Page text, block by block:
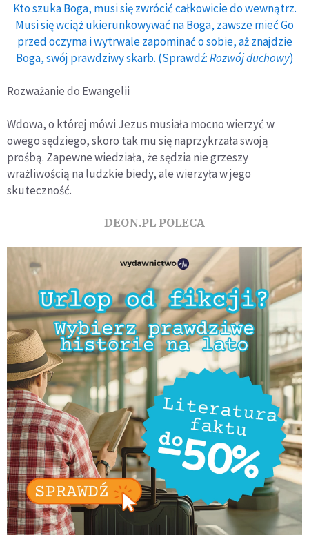
Kto szuka Boga, musi się zwrócić całkowicie do wewnątrz.
Musi się wciąż ukierunkowywać na Boga, zawsze mieć Go
przed oczyma i wytrwale zapominać o sobie, aż znajdzie
Boga, swój prawdziwy skarb. (Sprawdź:Rozwój duchowy)
Rozważanie do Ewangelii
Wdowa, o której mówi Jezus musiała mocno wierzyć w
owego sędziego, skoro tak mu się naprzykrzała swoją
prośbą. Zapewne wiedziała, że sędzia nie grzeszy
wrażliwością na ludzkie biedy, ale wierzyła w jego
skuteczność.
DEON.PL POLECA